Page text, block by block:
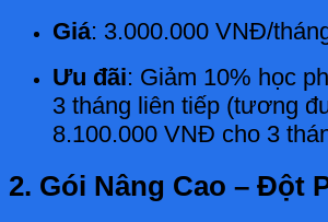
Giá: 3.000.000 VNĐ/
Ưu đãi: Giảm 10% học
3 tháng liên tiếp (tương
8.100.000 VNĐ cho 3
2. Gói Nâng Cao – Đột